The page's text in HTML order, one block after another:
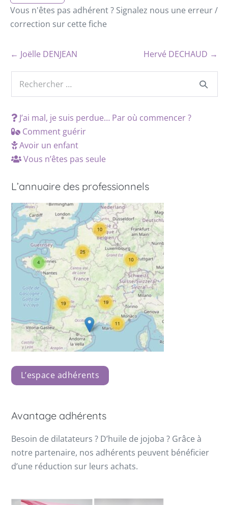
Vous n'êtes pas adhérent ? Signalez nous une erreur /
correction sur cette fiche
← Joëlle DENJEAN Hervé DECHAUD →
J’ai mal, je suis perdue… Par où commencer ?
Comment guérir
Avoir un enfant
Vous n’êtes pas seule
L’annuaire des professionnels
L’espace adhérents
Avantage adhérents
Besoin de dilatateurs ? D’huile de jojoba ? Grâce à
notre partenaire, nos adhérents peuvent bénéficier
d’une réduction sur leurs achats.